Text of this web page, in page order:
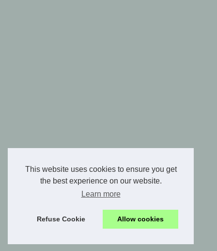
This website uses cookies to ensure you get
the best experience on our website.
Learn more
Refuse Cookie Allow cookies